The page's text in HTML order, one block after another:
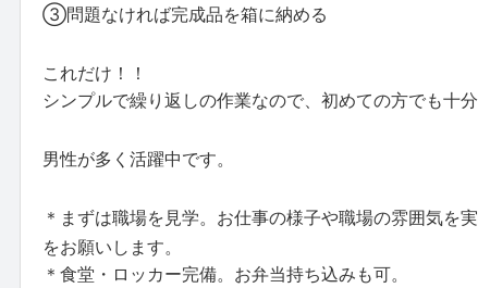
③問題なければ完成品を箱に納める
これだけ！！
シンプルで繰り返しの作業なので、初めての方でも十
男性が多く活躍中です。
＊まずは職場を見学。お仕事の様子や職場の雰囲気を
をお願いします。
＊食堂・ロッカー完備。お弁当持ち込みも可。